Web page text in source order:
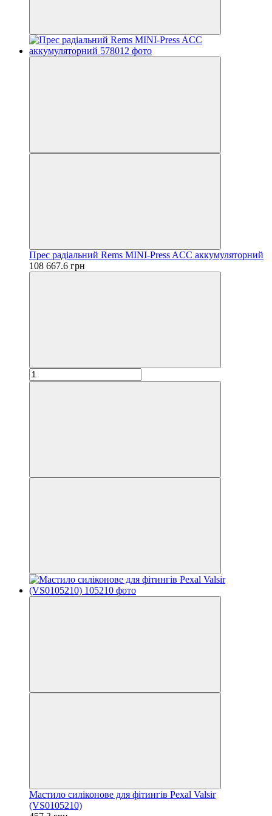
Прес радіальний Rems MINI-Press ACC аккумуляторний
108 667.6 грн
Мастило силіконове для фітингів Pexal Valsir
(VS0105210)